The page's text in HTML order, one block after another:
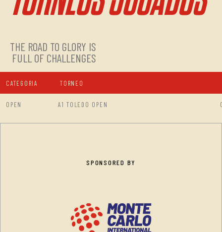
THE ROAD TO GLORY IS
FULL OF CHALLENGES
CATEGORIA TORNEO
OPEN A1 TOLEDO OPEN
SPONSORED BY